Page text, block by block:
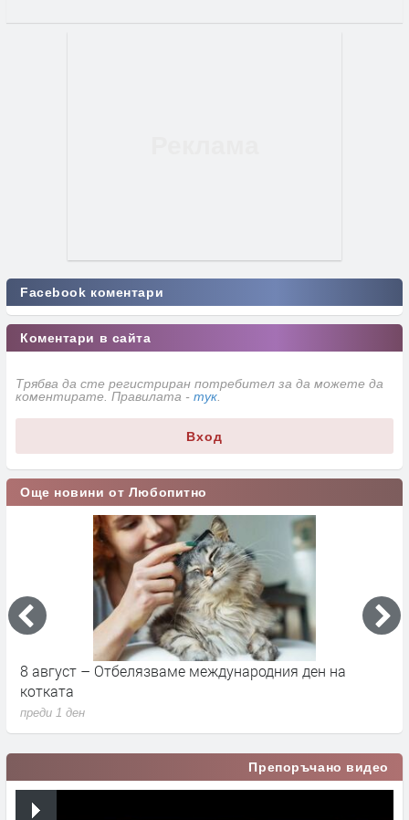
Facebook коментари
Коментари в сайта
Трябва да сте регистриран потребител за да можете да
коментирате. Правилата - тук
Вход
Още новини от Любопитно
8 август – Отбелязваме международния ден на
котката
преди 1 ден
Препоръчано видео